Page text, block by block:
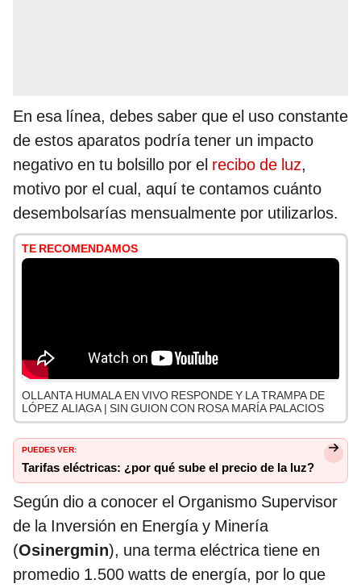
En esa línea, debes saber que el uso constante
de estos aparatos podría tener un impacto
negativo en tu bolsillo por el recibo de luz,
motivo por el cual, aquí te contamos cuánto
desembolsarías mensualmente por utilizarlos.
TE RECOMENDAMOS
OLLANTA HUMALA EN VIVO RESPONDE Y LA TRAMPA DE
LÓPEZ ALIAGA | SIN GUION CON ROSA MARÍA PALACIOS
PUEDES VER:
Tarifas eléctricas: ¿por qué sube el precio de la luz?
Según dio a conocer el Organismo Supervisor
de la Inversión en Energía y Minería
(Osinergmin), una terma eléctrica tiene en
promedio 1.500 watts de energía, por lo que